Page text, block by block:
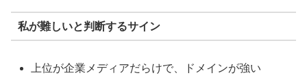
私が難しいと判断するサイン
上位が企業メディアだらけで、ドメインが強い